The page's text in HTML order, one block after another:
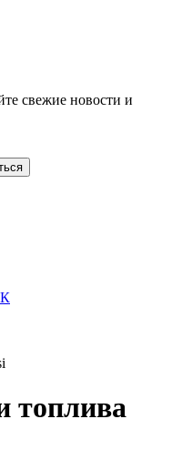
свежие новости и
топлива